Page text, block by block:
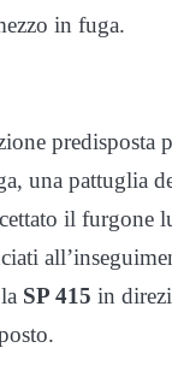
in fuga.
predisposta
una pattuglia
il furgone
SP 415 in